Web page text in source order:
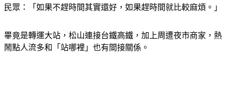
民眾：「如果不趕時間其實還好，如果趕時間就比較麻煩。」
畢竟是轉運大站，松山連接台鐵高鐵，加上周遭夜市商家，熱
鬧點人流多和「站哪裡」也有間接關係。